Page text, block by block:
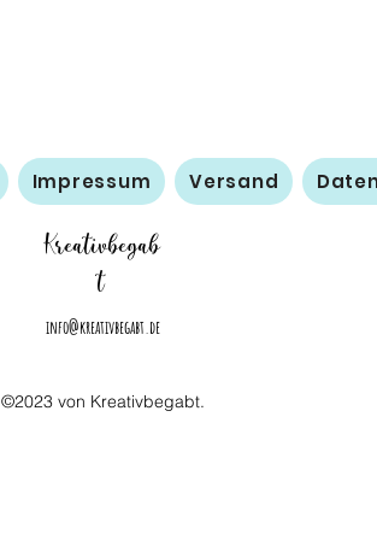
Impressum Versand
Kreativbegab
t
info@kreativbegabt.de
©2023 von Kreativbegabt.